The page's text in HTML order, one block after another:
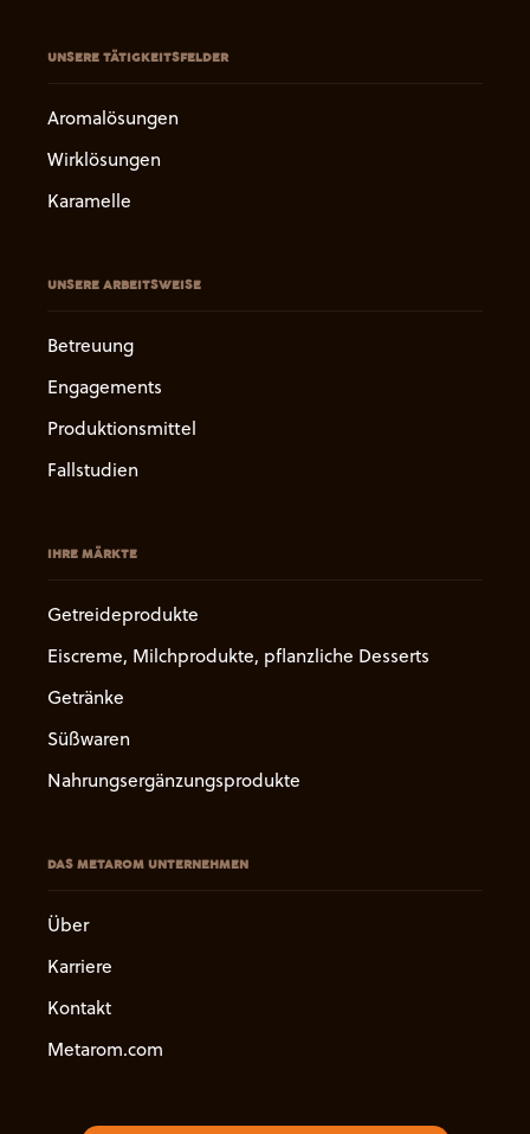
UNSERE TÄTIGKEITSFELDER
Aromalösungen
Wirklösungen
Karamelle
UNSERE ARBEITSWEISE
Betreuung
Engagements
Produktionsmittel
Fallstudien
IHRE MÄRKTE
Getreideprodukte
Eiscreme, Milchprodukte, pflanzliche Desserts
Getränke
Süßwaren
Nahrungsergänzungsprodukte
DAS METAROM UNTERNEHMEN
Über
Karriere
Kontakt
Metarom.com